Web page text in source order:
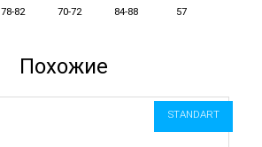
78-82 70-72 84-88 57
Похожие
STANDART